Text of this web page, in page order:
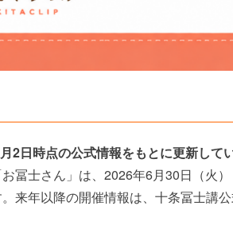
2日時点の公式情報をもとに更新してい
冨士さん」は、2026年6月30日（火
来年以降の開催情報は、十条冨士講